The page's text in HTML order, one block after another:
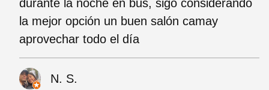
durante la noche en bus, sigo considerando
la mejor opción un buen salón camay
aprovechar todo el día
N. S.